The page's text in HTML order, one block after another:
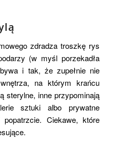
zdradza troszkę rys
(w myśl porzekadła
i tak, że zupełnie nie
na którym krańcu
sterylne, inne przypominają
sztuki albo prywatne
Ciekawe, które